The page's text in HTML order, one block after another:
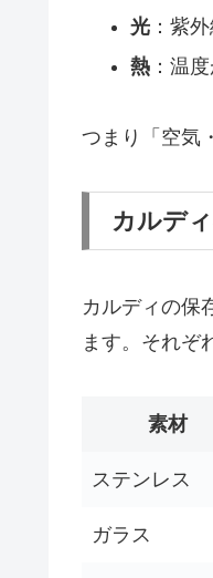
光：紫
熱：温
つまり「空気
カルデ
カルディの保
ます。それぞ
素材
ステンレス
ガラス